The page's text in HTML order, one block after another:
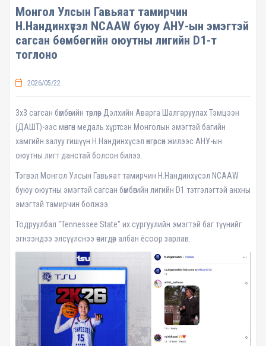
Монгол Улсын Гавьяат тамирчин
Н.Нандинхүсэл NCAAW буюу АНУ-ын эмэгтэй
сагсан бөмбөгийн оюутны лигийн D1-т
тоглоно
2026/05/22
3х3 сагсан бөмбөгийн төрлөөр Дэлхийн Аварга Шалгаруулах Тэмцээн
(ДАШТ)-ээс мөнгөн медаль хүртсэн Монголын эмэгтэй багийн
хамгийн залуу гишүүн Н.Нандинхүсэл өнгөрсөн жилээс АНУ-ын
оюутны лигт данстай болсон билээ.
Тэгвэл Монгол Улсын Гавьяат тамирчин Н.Нандинхүсэл NCAAW
буюу оюутны эмэгтэй сагсан бөмбөгийн лигийн D1 тэтгэлэгтэй анхны
эмэгтэй тамирчин болжээ.
Тодруулбал "Tennessee State" их сургуулийн эмэгтэй баг түүнийг
эгнээндээ элсүүлснээ өчигдөр албан ёсоор зарлав.